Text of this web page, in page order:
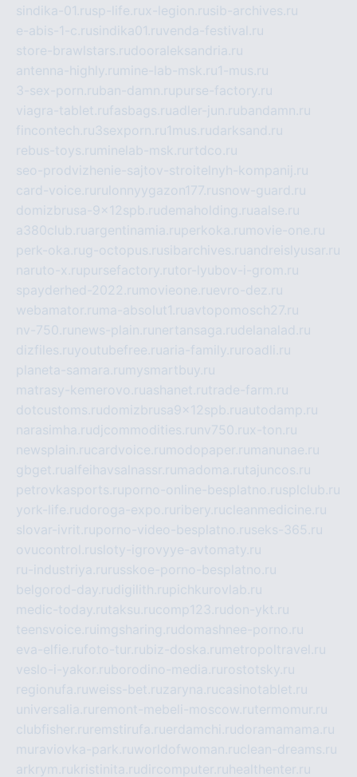
sindika-01.rusp-life.rux-legion.rusib-archives.ru
e-abis-1-c.rusindika01.ruvenda-festival.ru
store-brawlstars.rudooraleksandria.ru
antenna-highly.ru mine-lab-msk.ru1-mus.ru
3-sex-porn.ruban-damn.rupurse-factory.ru
viagra-tablet.rufasbags.ruadler-jun.rubandamn.ru
fincontech.ru3sexporn.ru1mus.rudarksand.ru
rebus-toys.ru minelab-msk.ru rtdco.ru
seo-prodvizhenie-sajtov-stroitelnyh-kompanij.ru
card-voice.ru rulonnyygazon177.rusnow-guard.ru
domizbrusa-9x12spb.rudemaholding.ruaalse.ru
a380club.ruargentinamia.ruperkoka.ru movie-one.ru
perk-oka.rug-octopus.rusibarchives.ruandreislyusar.ru
naruto-x.rupursefactory.rutor-lyubov-i-grom.ru
spayderhed-2022.ru movieone.ruevro-dez.ru
webamator.ru ma-absolut1.ruavtopomosch27.ru
nv-750.ru news-plain.ru nertansaga.rudelanalad.ru
dizfiles.ruyoutubefree.ruaria-family.ru roadli.ru
planeta-samara.ru mysmartbuy.ru
matrasy-kemerovo.ruashanet.rutrade-farm.ru
dotcustoms.rudomizbrusa9x12spb.ruautodamp.ru
narasimha.rudjcommodities.ru nv750.rux-ton.ru
newsplain.rucardvoice.ru modopaper.ru manunae.ru
gbget.rualfeihavsalnassr.ru madoma.rutajuncos.ru
petrovkasports.ruporno-online-besplatno.rusplclub.ru
york-life.rudoroga-expo.ru ribery.rucleanmedicine.ru
slovar-ivrit.ruporno-video-besplatno.ruseks-365.ru
ovucontrol.rusloty-igrovyye-avtomaty.ru
ru-industriya.ru russkoe-porno-besplatno.ru
belgorod-day.rudigilith.rupichkurovlab.ru
medic-today.rutaksu.rucomp123.rudon-ykt.ru
teensvoice.ru imgsharing.rudomashnee-porno.ru
eva-elfie.rufoto-tur.rubiz-doska.ru metropoltravel.ru
veslo-i-yakor.ruborodino-media.ru rostotsky.ru
regionufa.ruweiss-bet.ruzaryna.rucasinotablet.ru
universalia.ru remont-mebeli-moscow.rutermomur.ru
clubfisher.ru remstirufa.ruerdamchi.rudoramamama.ru
muraviovka-park.ruworldofwoman.ruclean-dreams.ru
arkrym.rukristinita.rudircomputer.ru healthenter.ru